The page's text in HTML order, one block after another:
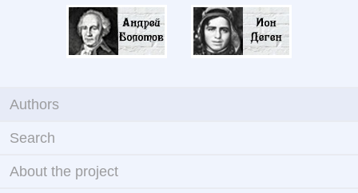
Authors
Search
About the project